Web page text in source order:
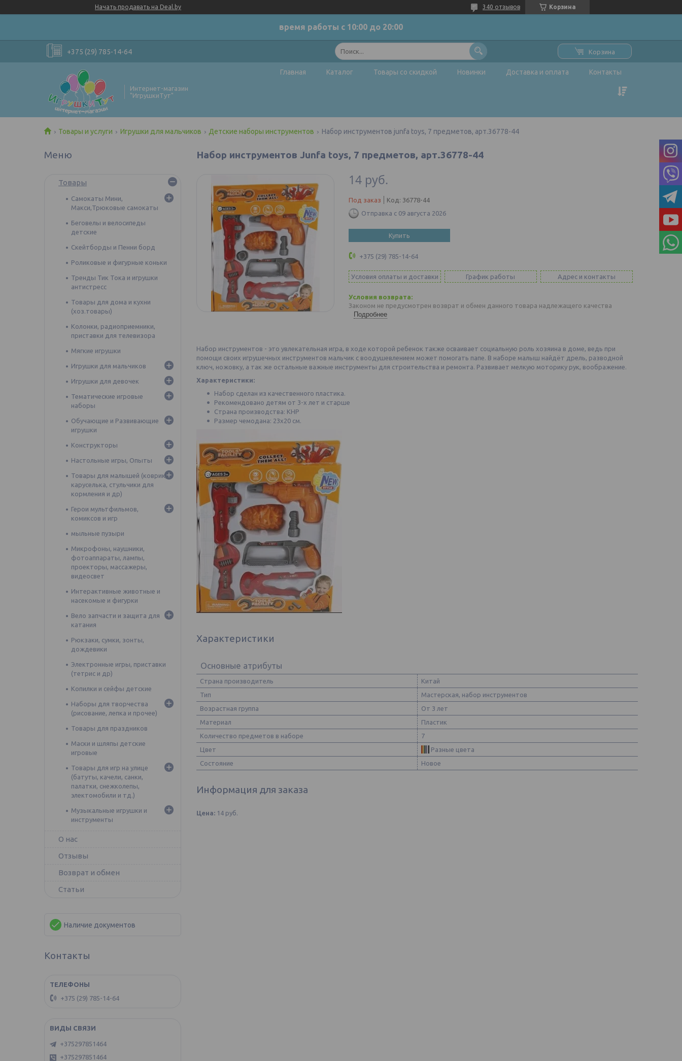
Начать продавать на Deal.by Корзина
340 отзывов
время работы с 10:00 до 20:00
+375 (29) 785-14-64 Корзина
Интернет-магазин
"ИгрушкиТут"
Главная Каталог Товары со скидкой Новинки Доставка и оплата Контакты
Товары и услуги Игрушки для мальчиков Детские наборы инструментов Набор инструментов junfa toys, 7 предметов, арт.36778-44
Набор инструментов Junfa toys, 7 предметов, арт.36778-44
14 руб.
Под заказ Код: 36778-44
Отправка с 09 августа 2026
Купить
+375 (29) 785-14-64
Условия оплаты и доставки График работы Адрес и контакты
Законом не предусмотрен возврат и обмен данного товара надлежащего качества
Подробнее
Набор инструментов - это увлекательная игра, в ходе которой ребенок также осваивает социальную роль хозяина в доме, ведь при
помощи своих игрушечных инструментов мальчик с воодушевлением может помогать папе. В наборе малыш найдёт дрель, разводной
ключ, ножовку, а так же остальные важные инструменты для строительства и ремонта. Развивает мелкую моторику рук, воображение.
Характеристики:
Набор сделан из качественного пластика.
Рекомендовано детям от 3-х лет и старше
Страна производства: КНР
Размер чемодана: 23х20 см.
Характеристики
Основные атрибуты
Страна производитель
Китай
Тип
Мастерская, набор инструментов
Возрастная группа
От 3 лет
Материал
Пластик
Количество предметов в наборе
7
Цвет
Разные цвета
Состояние
Новое
Информация для заказа
Цена: 14 руб.
Товары
Самокаты Мини,
Макси,Трюковые самокаты
Беговелы и велосипеды
детские
Скейтборды и Пенни борд
Роликовые и фигурные коньки
Тренды Тик Тока и игрушки
антистресс
Товары для дома и кухни
(хоз.товары)
Колонки, радиоприемники,
приставки для телевизора
Мягкие игрушки
Игрушки для мальчиков
Игрушки для девочек
Тематические игровые
наборы
Обучающие и Развивающие
игрушки
Конструкторы
Настольные игры, Опыты
Товары для малышей (коврик,
каруселька, стульчики для
кормления и др)
Герои мультфильмов,
комиксов и игр
мыльные пузыри
Микрофоны, наушники,
фотоаппараты, лампы,
проекторы, массажеры,
видеосвет
Интерактивные животные и
насекомые и фигурки
Вело запчасти и защита для
катания
Рюкзаки, сумки, зонты,
дождевики
Электронные игры, приставки
(тетрис и др)
Копилки и сейфы детские
Наборы для творчества
(рисование, лепка и прочее)
Товары для праздников
Маски и шляпы детские
игровые
Товары для игр на улице
(батуты, качели, санки,
палатки, снежколепы,
электомобили и тд.)
Музыкальные игрушки и
инструменты
О нас
Отзывы
Возврат и обмен
Статьи
Наличие документов
Контакты
+375 (29) 785-14-64
+375297851464
+375297851464